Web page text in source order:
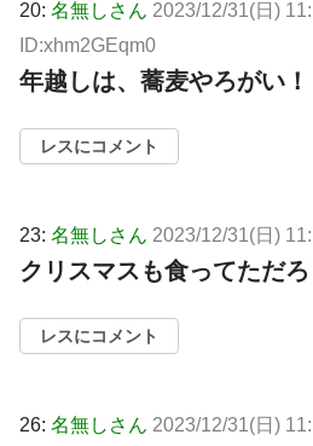
20: 名無しさん 2023/12/31(日)
ID:xhm2GEqm0
年越しは、蕎麦やろがい！
レスにコメント
23: 名無しさん 2023/12/31(日)
クリスマスも食ってただろ
レスにコメント
26: 名無しさん 2023/12/31(日)